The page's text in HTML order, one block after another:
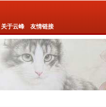
关于云峰 友情链接